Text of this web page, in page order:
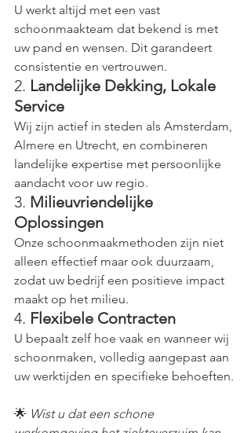
U werkt altijd met een vast
schoonmaakteam dat bekend is met
uw pand en wensen. Dit garandeert
consistentie en vertrouwen.
2. Landelijke Dekking, Lokale
Service
Wij zijn actief in steden als Amsterdam,
Almere en Utrecht, en combineren
landelijke expertise met persoonlijke
aandacht voor uw regio.
3. Milieuvriendelijke
Oplossingen
Onze schoonmaakmethoden zijn niet
alleen effectief maar ook duurzaam,
zodat uw bedrijf een positieve impact
maakt op het milieu.
4. Flexibele Contracten
U bepaalt zelf hoe vaak en wanneer wij
schoonmaken, volledig aangepast aan
uw werktijden en specifieke behoeften.
🌟 Wist u dat een schone